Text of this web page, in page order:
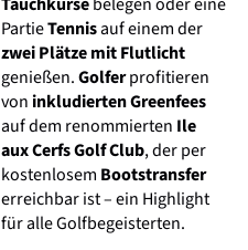
PartieTennisauf einem der
zwei Plätze mit Flutlicht
genießen.Golferprofitieren
von inkludierten Greenfees
auf dem renommierten Ile
aux Cerfs Golf Club, der per
kostenlosem Bootstransfer
erreichbar ist – ein Highlight
für alle Golfbegeisterten.